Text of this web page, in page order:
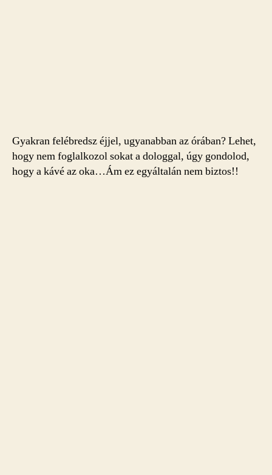
Gyakran felébredsz éjjel, ugyanabban az órában? Lehet,
hogy nem foglalkozol sokat a dologgal, úgy gondolod,
hogy a kávé az oka…Ám ez egyáltalán nem biztos!!